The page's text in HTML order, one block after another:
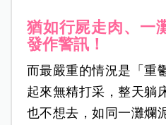
猶如行屍走肉、一
發作警訊！
而最嚴重的情況是「重
起來無精打采，整天躺
也不想去，如同一灘爛